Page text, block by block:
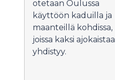
otetaan Oulussa
käyttöön kaduilla ja
maanteillä kohdissa,
joissa kaksi ajokaistaa
yhdistyy.